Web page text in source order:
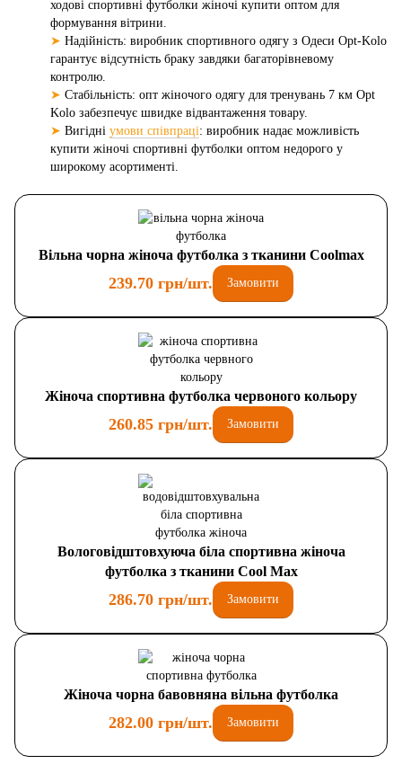
ходові спортивні футболки жіночі купити оптом для
формування вітрини.
➤ Надійність: виробник спортивного одягу з Одеси Opt-Kolo
гарантує відсутність браку завдяки багаторівневому
контролю.
➤ Стабільність: опт жіночого одягу для тренувань 7 км Opt
Kolo забезпечує швидке відвантаження товару.
➤ Вигідні умови співпраці: виробник надає можливість
купити жіночі спортивні футболки оптом недорого у
широкому асортименті.
Вільна чорна жіноча футболка з тканини Coolmax
239.70 грн/шт. Замовити
Жіноча спортивна футболка червоного кольору
260.85 грн/шт. Замовити
Вологовідштовхуюча біла спортивна жіноча
футболка з тканини Cool Max
286.70 грн/шт. Замовити
Жіноча чорна бавовняна вільна футболка
282.00 грн/шт. Замовити